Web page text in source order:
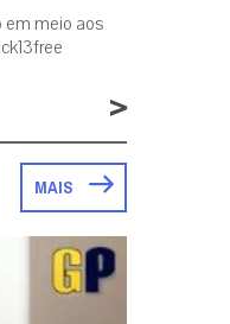
em meio aos
>
MAIS